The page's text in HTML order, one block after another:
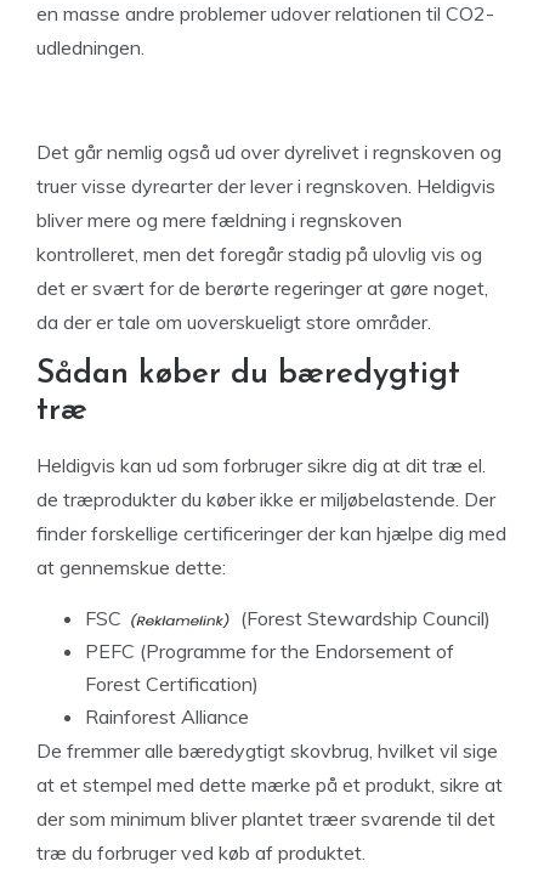
en masse andre problemer udover relationen til CO2-
udledningen.
Det går nemlig også ud over dyrelivet i regnskoven og
truer visse dyrearter der lever i regnskoven. Heldigvis
bliver mere og mere fældning i regnskoven
kontrolleret, men det foregår stadig på ulovlig vis og
det er svært for de berørte regeringer at gøre noget,
da der er tale om uoverskueligt store områder.
Sådan køber du bæredygtigt
træ
Heldigvis kan ud som forbruger sikre dig at dit træ el.
de træprodukter du køber ikke er miljøbelastende. Der
finder forskellige certificeringer der kan hjælpe dig med
at gennemskue dette:
FSC
(Forest Stewardship Council)
PEFC (Programme for the Endorsement of
Forest Certification)
Rainforest Alliance
De fremmer alle bæredygtigt skovbrug, hvilket vil sige
at et stempel med dette mærke på et produkt, sikre at
der som minimum bliver plantet træer svarende til det
træ du forbruger ved køb af produktet.